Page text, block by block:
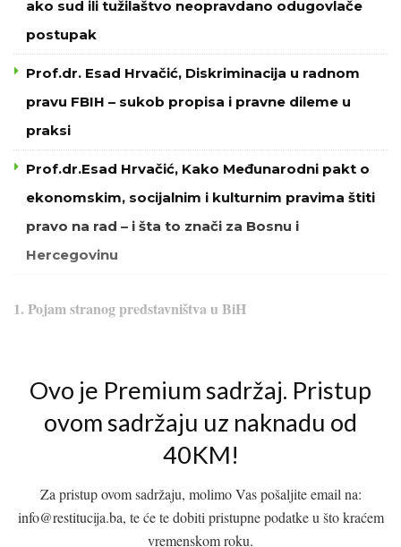
ako sud ili tužilaštvo neopravdano odugovlače
postupak
Prof.dr. Esad Hrvačić, Diskriminacija u radnom
pravu FBIH – sukob propisa i pravne dileme u
praksi
Prof.dr.Esad Hrvačić, Kako Međunarodni pakt o
ekonomskim, socijalnim i kulturnim pravima štiti
pravo na rad – i šta to znači za Bosnu i
Hercegovinu
1. Pojam stranog predstavništva u BiH
Ovo je Premium sadržaj. Pristup
ovom sadržaju uz naknadu od
40KM!
Za pristup ovom sadržaju, molimo Vas pošaljite email na:
info@restitucija.ba, te će te dobiti pristupne podatke u što kraćem
vremenskom roku.